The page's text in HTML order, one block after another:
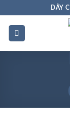
dung
DÂY